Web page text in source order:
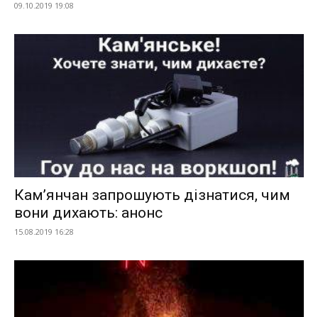
09.10.2019 19:08
Кам’янчан запрошують дізнатися, чим
вони дихають: анонс
15.08.2019 16:28